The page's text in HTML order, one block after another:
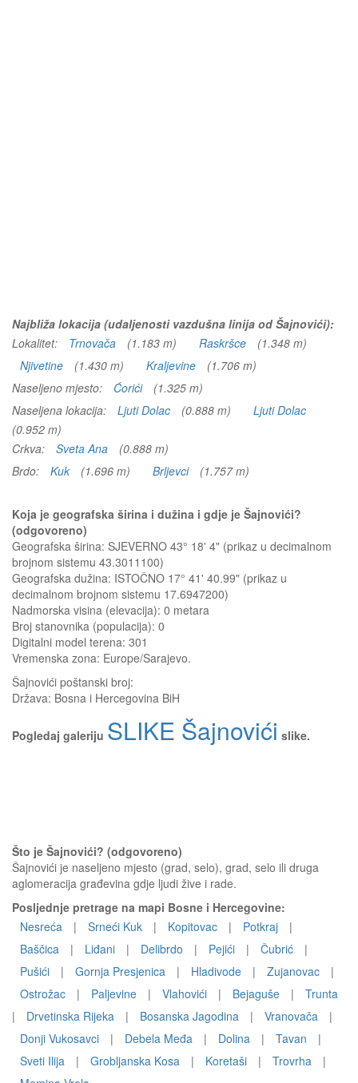
Najbliža lokacija (udaljenosti vazdušna linija od Šajnovići):
Lokalitet:
Trnovača (1.183 m) Raskršce
(1.348 m)
Njivetine
(1.430 m) Kraljevine
(1.706 m)
Naseljeno mjesto:
Ćorići
(1.325 m)
Naseljena lokacija:
Ljuti Dolac (0.888 m)
Ljuti Dolac
(0.952 m)
Crkva:
Sveta Ana
(0.888 m)
Brdo:
Kuk (1.696 m) Brljevci (1.757 m)
Koja je geografska širina i dužina i gdje je Šajnovići?
(odgovoreno)
Geografska širina: SJEVERNO 43° 18' 4" (prikaz u decimalnom
brojnom sistemu 43.3011100)
Geografska dužina: ISTOČNO 17° 41' 40.99" (prikaz u
decimalnom brojnom sistemu 17.6947200)
Nadmorska visina (elevacija): 0 metara
Broj stanovnika (populacija): 0
Digitalni model terena: 301
Vremenska zona: Europe/Sarajevo.
Šajnovići poštanski broj:
Država: Bosna i Hercegovina BiH
Pogledaj galeriju SLIKE Šajnovići slike.
Što je Šajnovići? (odgovoreno)
Šajnovići je naseljeno mjesto (grad, selo), grad, selo ili druga
aglomeracija građevina gdje ljudi žive i rade.
Posljednje pretrage na mapi Bosne i Hercegovine:
Nesreća
| Srneći Kuk | Kopitovac | Potkraj
|
Baščica
| Liđani | Delibrdo | Pejići | Čubrić
|
Pušići
| Gornja Presjenica | Hladivode | Zujanovac
|
Ostrožac
| Paljevine | Vlahovići | Bejaguše |
Trunta
|
Drvetinska Rijeka | Bosanska Jagodina | Vranovača
|
Donji Vukosavci
| Debela Međa | Dolina | Tavan
|
Sveti Ilija
| Grobljanska Kosa | Koretaši | Trovrha
|